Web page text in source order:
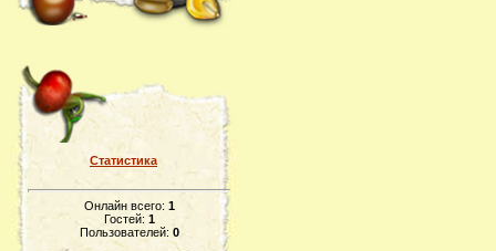
Статистика
Онлайн всего: 1
Гостей: 1
Пользователей: 0